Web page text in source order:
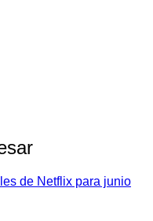
de Netflix para junio